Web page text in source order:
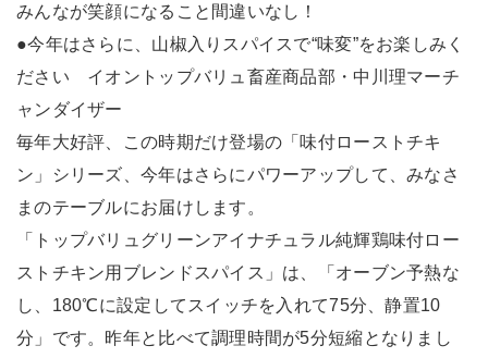
みんなが笑顔になること間違いなし！
●今年はさらに、山椒入りスパイスで“味変”をお楽しみく
ださい イオントップバリュ畜産商品部・中川理マーチ
ャンダイザー
毎年大好評、この時期だけ登場の「味付ローストチキ
ン」シリーズ、今年はさらにパワーアップして、みなさ
まのテーブルにお届けします。
「トップバリュグリーンアイナチュラル純輝鶏味付ロー
ストチキン用ブレンドスパイス」は、「オーブン予熱な
し、180℃に設定してスイッチを入れて75分、静置10
分」です。昨年と比べて調理時間が5分短縮となりまし